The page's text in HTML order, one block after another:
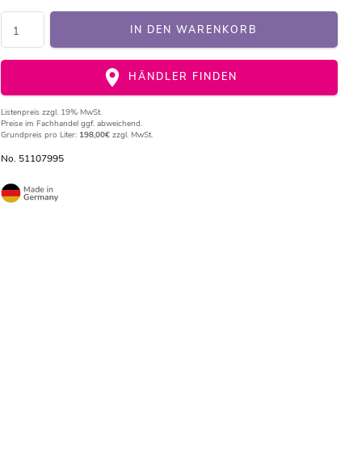
IN DEN WARENKORB
HÄNDLER FINDEN
Listenpreis zzgl. 19% MwSt.
Preise im Fachhandel ggf. abweichend.
Grundpreis pro Liter: 198,00€zzgl. MwSt.
No. 51107995